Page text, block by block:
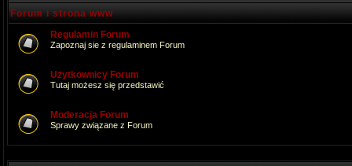
Forum i strona www
Regulamin Forum
Zapoznaj sie z regulaminem Forum
Użytkownicy Forum
Tutaj możesz się przedstawić
Moderacja Forum
Sprawy związane z Forum